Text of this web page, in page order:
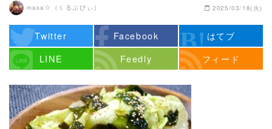
masa☆（くるぷぴぃ） 2025/03/18(火)
Twitter Facebook
はてブ
LINE
Feedly フィード